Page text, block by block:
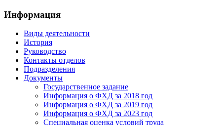
Информация
Виды деятельности
История
Руководство
Контакты отделов
Подразделения
Документы
Государственное задание
Информация о ФХД за 2018 год
Информация о ФХД за 2019 год
Информация о ФХД за 2023 год
Специальная оценка условий труда